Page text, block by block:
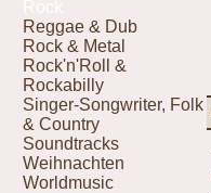
Reggae & Dub
Rock & Metal
Rock'n'Roll &
Rockabilly
Singer-Songwriter, Folk
& Country
Soundtracks
Weihnachten
Worldmusic